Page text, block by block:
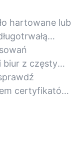
hartowane lub
biur z częstym
certyfikatów